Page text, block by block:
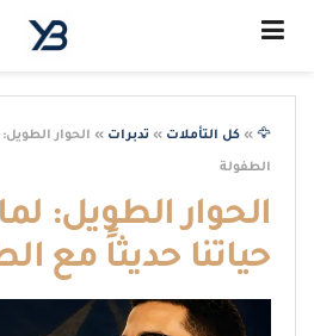
🦅
» كل التأملات » تدبرات » الحوار الطويل:
الطفولة
الحوار الطويل:
حياتنا حديثاً مع